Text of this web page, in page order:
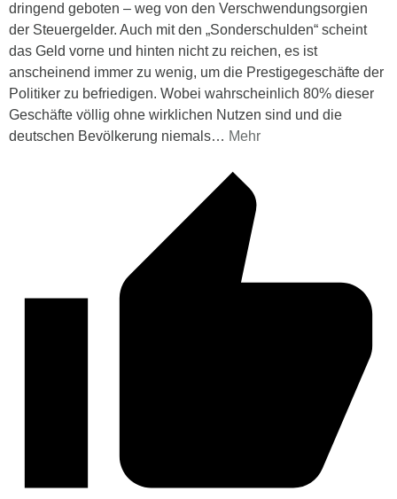
dringend geboten – weg von den Verschwendungsorgien
der Steuergelder. Auch mit den „Sonderschulden“ scheint
das Geld vorne und hinten nicht zu reichen, es ist
anscheinend immer zu wenig, um die Prestigegeschäfte der
Politiker zu befriedigen. Wobei wahrscheinlich 80% dieser
Geschäfte völlig ohne wirklichen Nutzen sind und die
deutschen Bevölkerung niemals… Mehr